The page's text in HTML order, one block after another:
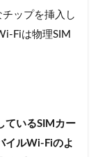
ップを挿入し
Fiは物理SIM
ているSIMカー
イルWi-Fiのよ